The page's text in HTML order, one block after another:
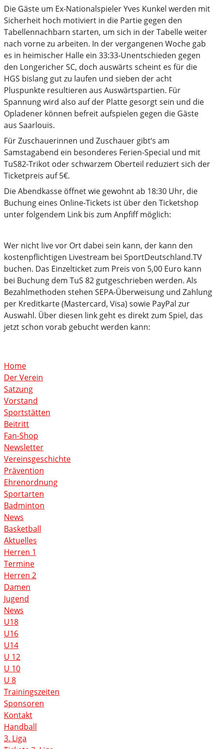
Die Gäste um Ex-Nationalspieler Yves Kunkel werden mit
Sicherheit hoch motiviert in die Partie gegen den
Tabellennachbarn starten, um sich in der Tabelle weiter
nach vorne zu arbeiten. In der vergangenen Woche gab
es in heimischer Halle ein 33:33-Unentschieden gegen
den Longericher SC, doch auswärts scheint es für die
HGS bislang gut zu laufen und sieben der acht
Pluspunkte resultieren aus Auswärtspartien. Für
Spannung wird also auf der Platte gesorgt sein und die
Opladener können befreit aufspielen gegen die Gäste
aus Saarlouis.
Für Zuschauerinnen und Zuschauer gibt‘s am
Samstagabend ein besonderes Ferien-Special und mit
TuS82-Trikot oder schwarzem Oberteil reduziert sich der
Ticketpreis auf 5€.
Die Abendkasse öffnet wie gewohnt ab 18:30 Uhr, die
Buchung eines Online-Tickets ist über den Ticketshop
unter folgendem Link bis zum Anpfiff möglich:
Wer nicht live vor Ort dabei sein kann, der kann den
kostenpflichtigen Livestream bei SportDeutschland.TV
buchen. Das Einzelticket zum Preis von 5,00 Euro kann
bei Buchung dem TuS 82 gutgeschrieben werden. Als
Bezahlmethoden stehen SEPA-Überweisung und Zahlung
per Kreditkarte (Mastercard, Visa) sowie PayPal zur
Auswahl. Über diesen link geht es direkt zum Spiel, das
jetzt schon vorab gebucht werden kann:
Home
Der Verein
Satzung
Vorstand
Sportstätten
Beitritt
Fan-Shop
Newsletter
Vereinsgeschichte
Prävention
Ehrenordnung
Sportarten
Badminton
News
Basketball
Aktuelles
Herren 1
Termine
Herren 2
Damen
Jugend
News
U18
U16
U14
U 12
U 10
U 8
Trainingszeiten
Sponsoren
Kontakt
Handball
3. Liga